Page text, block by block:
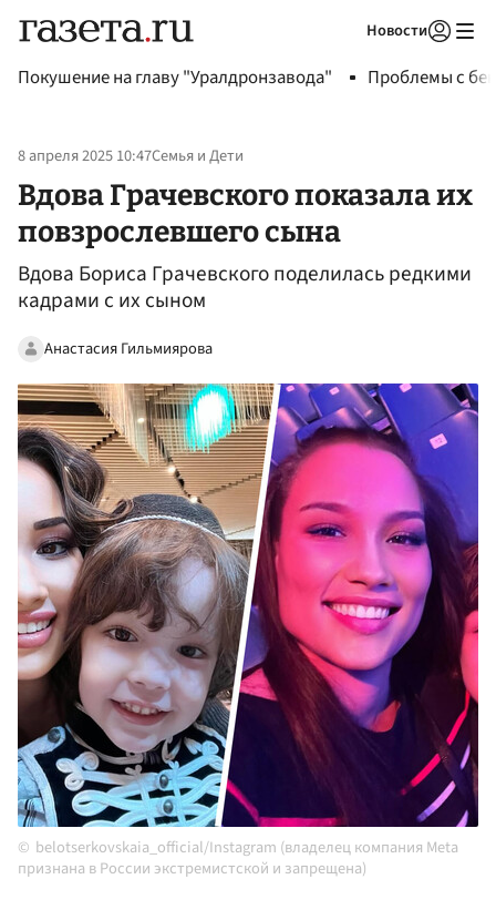
Новости
Покушение на главу "Уралдронзавода" Проблемы с
8 апреля 2025 10:47Семья и Дети
Вдова Грачевского показала их
повзрослевшего сына
Вдова Бориса Грачевского поделилась редкими
кадрами с их сыном
Анастасия Гильмиярова
belotserkovskaia_official/Instagram (владелец компания Meta
признана в России экстремистской и запрещена)